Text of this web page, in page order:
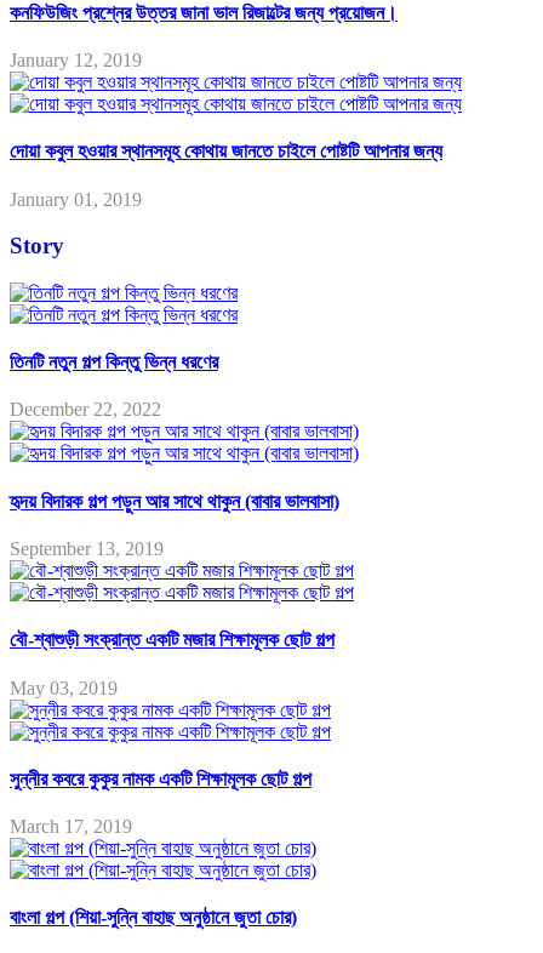
কনফিউজিং প্রশ্নের উত্তর জানা ভাল রিজাল্টের জন্য প্রয়োজন।
January 12, 2019
দোয়া কবুল হওয়ার স্থানসমূহ কোথায় জানতে চাইলে পোষ্টটি আপনার জন্য
January 01, 2019
Story
তিনটি নতুন গল্প কিন্তু ভিন্ন ধরণের
December 22, 2022
হৃদয় বিদারক গল্প পড়ুন আর সাথে থাকুন (বাবার ভালবাসা)
September 13, 2019
বৌ-শ্বাশুড়ী সংক্রান্ত একটি মজার শিক্ষামূলক ছোট গল্প
May 03, 2019
সুন্নীর কবরে কুকুর নামক একটি শিক্ষামূলক ছোট গল্প
March 17, 2019
বাংলা গল্প (শিয়া-সুন্নি বাহাছ অনুষ্ঠানে জুতা চোর)